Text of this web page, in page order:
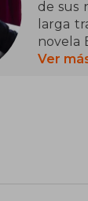
de sus
larga
novela
Ver